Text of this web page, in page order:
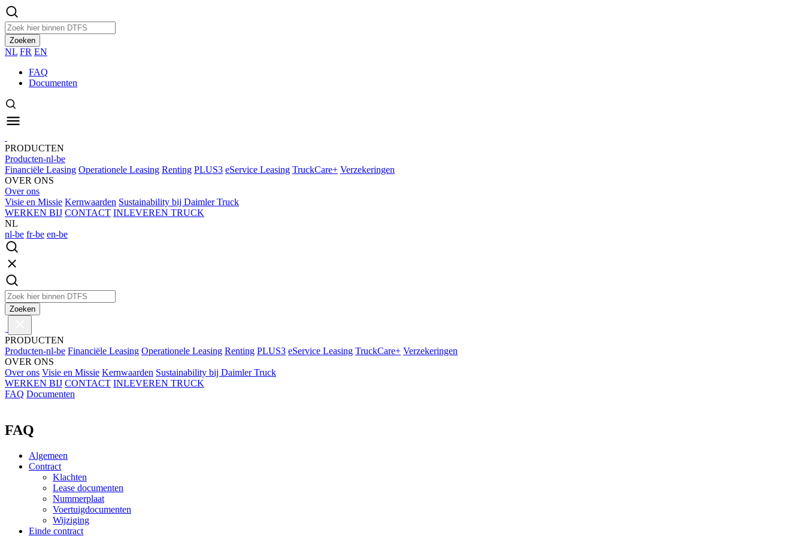
Zoeken
NL FR EN
FAQ
Documenten
PRODUCTEN
Producten-nl-be
Financiële Leasing Operationele Leasing Renting PLUS3 eService Leasing TruckCare+ Verzekeringen
OVER ONS
Over ons
Visie en Missie Kernwaarden Sustainability bij Daimler Truck
WERKEN BIJ CONTACT INLEVEREN TRUCK
NL
nl-be fr-be en-be
Zoeken
PRODUCTEN
Producten-nl-be Financiële Leasing Operationele Leasing Renting PLUS3 eService Leasing TruckCare+ Verzekeringen
OVER ONS
Over ons Visie en Missie Kernwaarden Sustainability bij Daimler Truck
WERKEN BIJ CONTACT INLEVEREN TRUCK
FAQ Documenten
FAQ
Algemeen
Contract
Klachten
Lease documenten
Nummerplaat
Voertuigdocumenten
Wijziging
Einde contract